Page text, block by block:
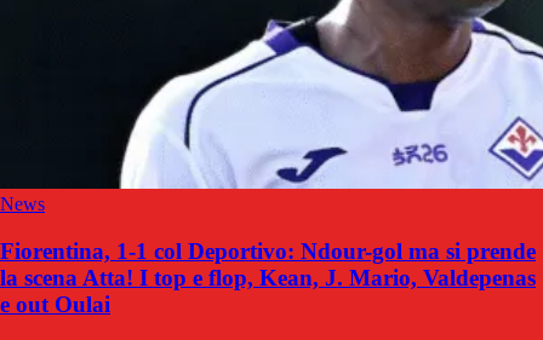
News
Fiorentina, 1-1 col Deportivo: Ndour-gol ma si prende
la scena Atta! I top e flop, Kean, J. Mario, Valdepenas
e out Oulai